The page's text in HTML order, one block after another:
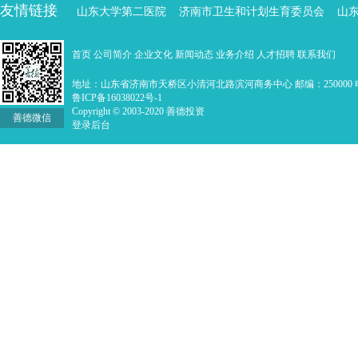
友情链接 山东大学第二医院 济南市卫生和计划生育委员会 山
善德微信
首页 公司简介 企业文化 新闻动态 业务介绍 人才招聘 联系我们
地址：山东省济南市天桥区小清河北路滨河商务中心 邮编：250000
鲁ICP备16038022号-1
Copyright © 2003-2020 善德投资
登录后台